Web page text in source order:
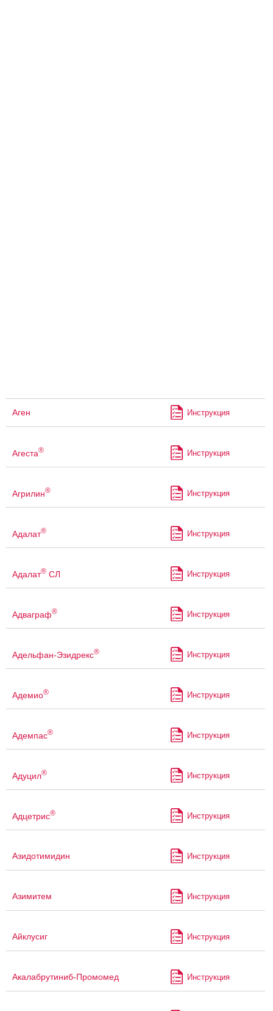
Аген Инструкция
Агеста® Инструкция
Агрилин® Инструкция
Адалат® Инструкция
Адалат® СЛ Инструкция
Адваграф® Инструкция
Адельфан-Эзидрекс® Инструкция
Адемио® Инструкция
Адемпас® Инструкция
Адуцил® Инструкция
Адцетрис® Инструкция
Азидотимидин Инструкция
Азимитем Инструкция
Айклусиг Инструкция
Акалабрутиниб-Промомед Инструкция